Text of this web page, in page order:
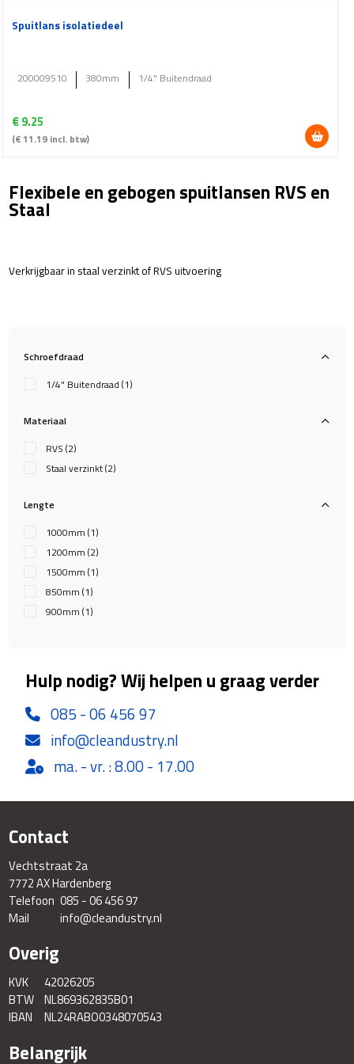
Schroefdraad
1/4" Buitendraad (1)
Materiaal
RVS (2)
Staal verzinkt(2)
Lengte
1000mm (1)
1200mm (2)
1500mm (1)
850mm (1)
900mm (1)
Hulp nodig? Wij helpen u graag verder
085 - 06 456 97
info@cleandustry.nl
ma. - vr. : 8.00 - 17.00
Spuitlans isolatiedeel
€9.25
(€ 11.19 incl. btw)
200009510 380mm 1/4" Buitendraad
Flexibele en gebogen spuitlansen RVS en
Staal
Verkrijgbaar in staal verzinkt of RVS uitvoering
Contact
Vechtstraat 2a
7772 AX Hardenberg
Telefoon 085 - 06 456 97
Mail
info@cleandustry.nl
Overig
KVK
42026205
BTW NL869362835B01
IBAN
NL24RABO0348070543
Belangrijk